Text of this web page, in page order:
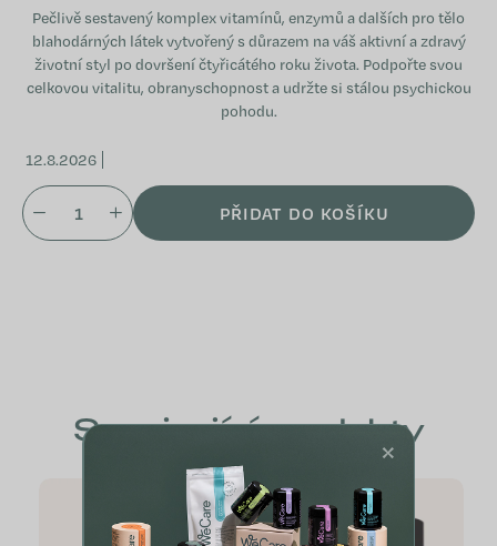
Pečlivě sestavený komplex vitamínů, enzymů a dalších pro tělo
blahodárných látek vytvořený s důrazem na váš aktivní a zdravý
životní styl po dovršení čtyřicátého roku života. Podpořte svou
celkovou vitalitu, obranyschopnost a udržte si stálou psychickou
pohodu.
12.8.2026
PŘIDAT DO KOŠÍKU
Související produkty
×